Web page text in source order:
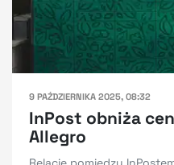
9 PAŹDZIERNIKA 2025, 08:32
InPost obniża
Allegro